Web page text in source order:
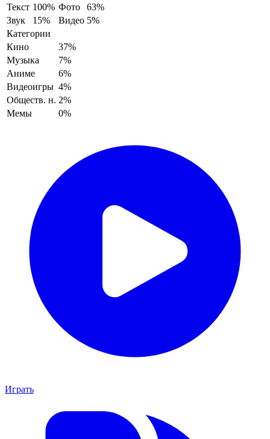
Текст 100% Фото
63%
Звук
15% Видео 5%
Категории
Кино
37%
Музыка
7%
Аниме
6%
Видеоигры 4%
Обществ. н. 2%
Мемы
0%
Играть